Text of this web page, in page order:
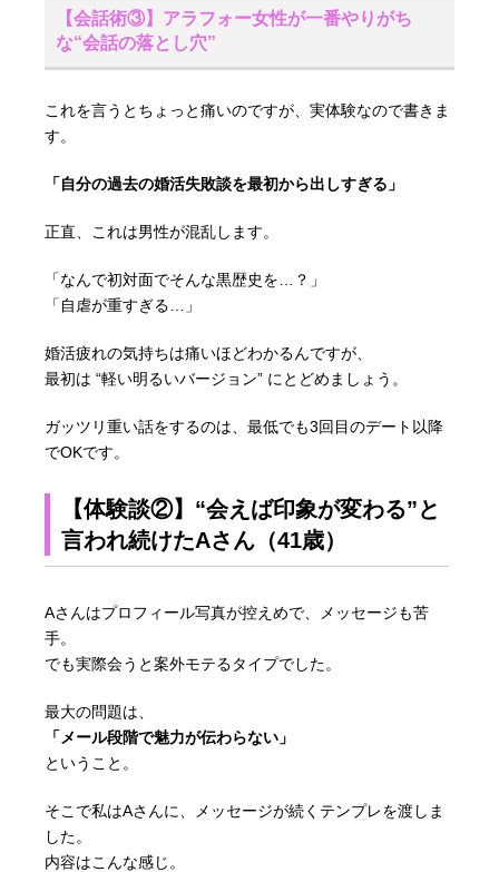
【会話術③】アラフォー女性が一番やりがち
な“会話の落とし穴”
これを言うとちょっと痛いのですが、実体験なので書きま
す。
「自分の過去の婚活失敗談を最初から出しすぎる」
正直、これは男性が混乱します。
「なんで初対面でそんな黒歴史を…？」
「自虐が重すぎる…」
婚活疲れの気持ちは痛いほどわかるんですが、
最初は “軽い明るいバージョン” にとどめましょう。
ガッツリ重い話をするのは、最低でも3回目のデート以降
でOKです。
【体験談②】“会えば印象が変わる”と
言われ続けたAさん（41歳）
Aさんはプロフィール写真が控えめで、メッセージも苦
手。
でも実際会うと案外モテるタイプでした。
最大の問題は、
「メール段階で魅力が伝わらない」
ということ。
そこで私はAさんに、メッセージが続くテンプレを渡しま
した。
内容はこんな感じ。